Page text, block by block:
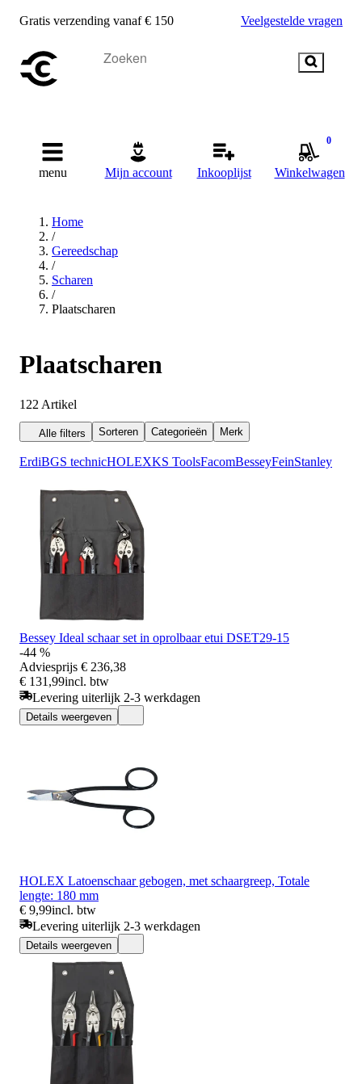
Gratis verzending vanaf € 150 Veelgestelde vragen
menu Mijn account Inkooplijst
0
Winkelwagen
Home
/
Gereedschap
/
Scharen
/
Plaatscharen
Plaatscharen
122 Artikel
Alle filters Sorteren Categorieën Merk
ErdiBGS technicHOLEXKS ToolsFacomBesseyFeinStanley
Bessey Ideal schaar set in oprolbaar etui DSET29-15
-44 %
Adviesprijs € 236,38
€ 131,99incl. btw
Levering uiterlijk 2-3 werkdagen
Details weergeven
HOLEX Latoenschaar gebogen, met schaargreep, Totale
lengte: 180 mm
€ 9,99incl. btw
Levering uiterlijk 2-3 werkdagen
Details weergeven